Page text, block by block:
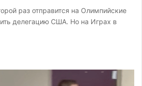
раз отправится на Олимпийские
делегацию США. Но на Играх в